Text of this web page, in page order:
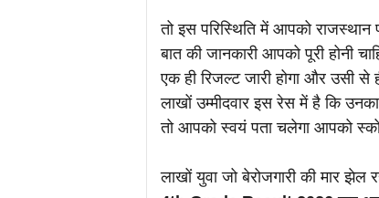
तो इस परिस्थिति में आपको
बात की जानकारी आपको पूरी होनी
एक ही रिजल्ट जारी होगा और उसी
लाखों उम्मीदवार इस रेस में है कि
तो आपको स्वयं पता चलेगा आपको
लाखों युवा जो बेरोजगारी की मार झेल